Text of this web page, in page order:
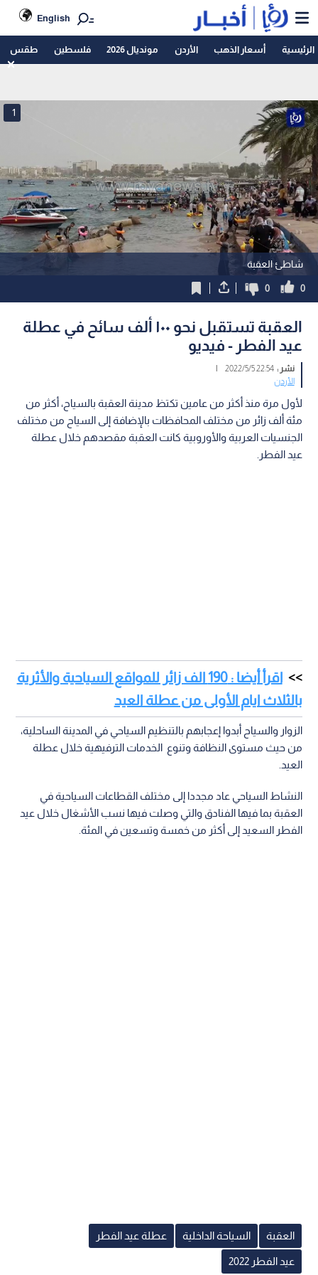
English
الرئيسية أسعار الذهب الأردن مونديال 2026 فلسطين طقس
شاطئ العقبة
1
0
0
العقبة تستقبل نحو ١٠٠ ألف سائح في عطلة
عيد الفطر - فيديو
نشر :22:54 2022/5/5
|
الأردن
لأول مرة منذ أكثر من عامين تكتظ مدينة العقبة بالسياح، أكثر من
مئة ألف زائر من مختلف المحافظات بالإضافة إلى السياح من مختلف
الجنسيات العربية والأوروبية كانت العقبة مقصدهم خلال عطلة
عيد الفطر.
اقرأ أيضا : 190 الف زائر للمواقع السياحية والأثرية
بالثلاث ايام الأولى من عطلة العيد
الزوار والسياح أبدوا إعجابهم بالتنظيم السياحي في المدينة الساحلية،
من حيث مستوى النظافة وتنوع الخدمات الترفيهية خلال عطلة
العيد.
النشاط السياحي عاد مجددا إلى مختلف القطاعات السياحية في
العقبة بما فيها الفنادق والتي وصلت فيها نسب الأشغال خلال عيد
الفطر السعيد إلى أكثر من خمسة وتسعين في المئة.
العقبة السياحة الداخلية عطلة عيد الفطر
عيد الفطر 2022